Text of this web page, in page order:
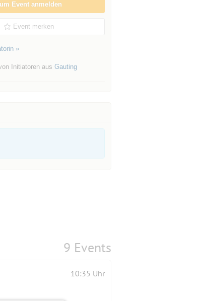
Event anmelden
Event merken
»
Initiatoren aus Gauting
9 Events
10:35 Uhr